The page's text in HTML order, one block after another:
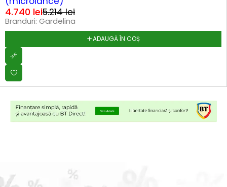
5.214lei
4.740 lei
Branduri: Gardelina
ADAUGĂ ÎN COȘ